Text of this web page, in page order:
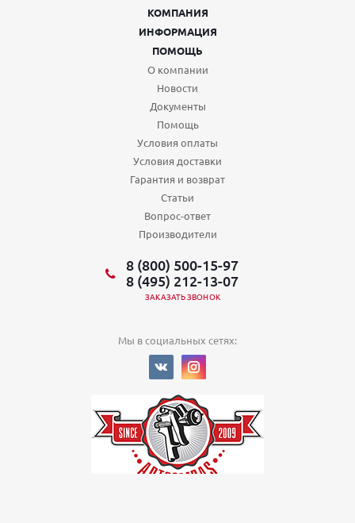
КОМПАНИЯ
ИНФОРМАЦИЯ
ПОМОЩЬ
О компании
Новости
Документы
Помощь
Условия оплаты
Условия доставки
Гарантия и возврат
Статьи
Вопрос-ответ
Производители
8 (800) 500-15-97
8 (495) 212-13-07
ЗАКАЗАТЬ ЗВОНОК
Мы в социальных сетях: